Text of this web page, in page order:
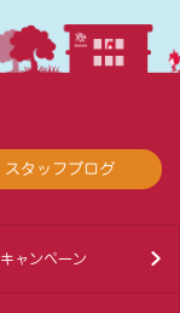
スタッフブログ
ャンペーン